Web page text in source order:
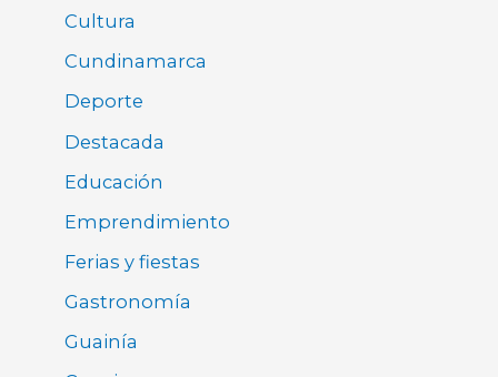
Cultura
Cundinamarca
Deporte
Destacada
Educación
Emprendimiento
Ferias y fiestas
Gastronomía
Guainía